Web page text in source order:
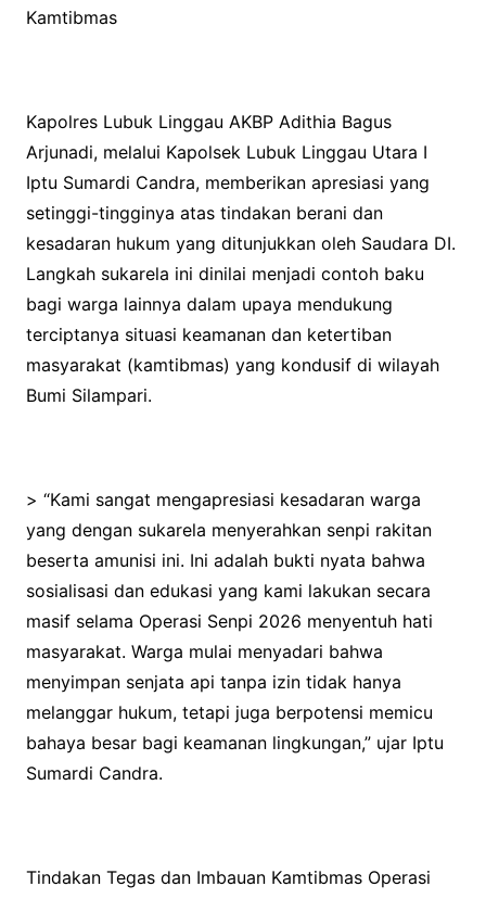
Kamtibmas
Kapolres Lubuk Linggau AKBP Adithia Bagus
Arjunadi, melalui Kapolsek Lubuk Linggau Utara I
Iptu Sumardi Candra, memberikan apresiasi yang
setinggi-tingginya atas tindakan berani dan
kesadaran hukum yang ditunjukkan oleh Saudara DI.
Langkah sukarela ini dinilai menjadi contoh baku
bagi warga lainnya dalam upaya mendukung
terciptanya situasi keamanan dan ketertiban
masyarakat (kamtibmas) yang kondusif di wilayah
Bumi Silampari.
> “Kami sangat mengapresiasi kesadaran warga
yang dengan sukarela menyerahkan senpi rakitan
beserta amunisi ini. Ini adalah bukti nyata bahwa
sosialisasi dan edukasi yang kami lakukan secara
masif selama Operasi Senpi 2026 menyentuh hati
masyarakat. Warga mulai menyadari bahwa
menyimpan senjata api tanpa izin tidak hanya
melanggar hukum, tetapi juga berpotensi memicu
bahaya besar bagi keamanan lingkungan,” ujar Iptu
Sumardi Candra.
Tindakan Tegas dan Imbauan Kamtibmas Operasi